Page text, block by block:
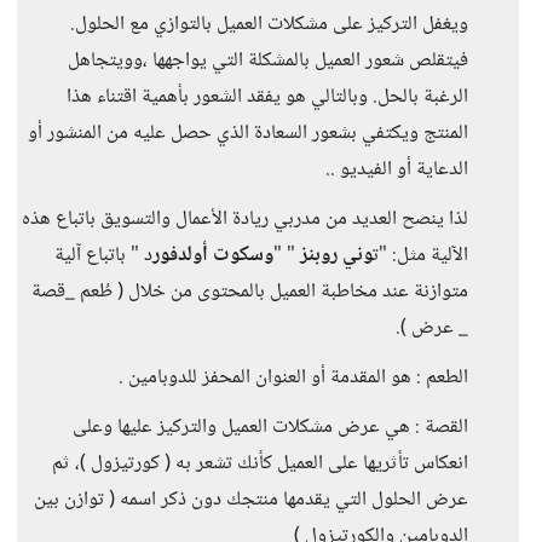
ويغفل التركيز على مشكلات العميل بالتوازي مع الحلول.
فيتقلص شعور العميل بالمشكلة التي يواجهها ،وويتجاهل
الرغبة بالحل. وبالتالي هو يفقد الشعور بأهمية اقتناء هذا
المنتج ويكتفي بشعور السعادة الذي حصل عليه من المنشور أو
الدعاية أو الفيديو ..
لذا ينصح العديد من مدربي ريادة الأعمال والتسويق باتباع هذه
الآلية مثل: "توني روبنز" "وسكوت أولدفورد " باتباع آلية
متوازنة عند مخاطبة العميل بالمحتوى من خلال ( طُعم _قصة
_ عرض ).
الطعم : هو المقدمة أو العنوان المحفز للدوبامين .
القصة : هي عرض مشكلات العميل والتركيز عليها وعلى
انعكاس تأثريها على العميل كأنك تشعر به ( كورتيزول )، ثم
عرض الحلول التي يقدمها منتجك دون ذكر اسمه ( توازن بين